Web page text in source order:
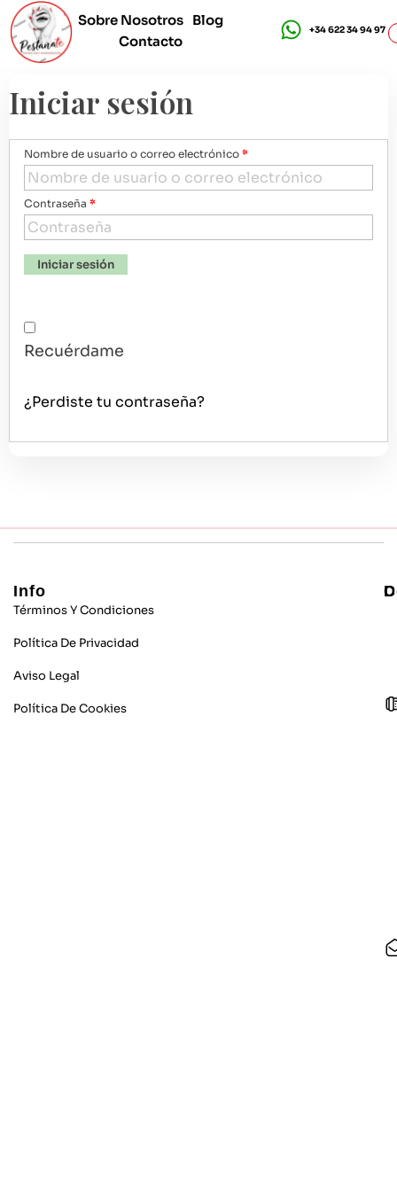
Sobre Nosotros Blog
Contacto
+34 622 34 94 97
Iniciar sesión
Nombre de usuario o correo electrónico *
Contraseña *
Iniciar sesión
Recuérdame
¿Perdiste tu contraseña?
Info
Términos Y Condiciones
Política De Privacidad
Aviso Legal
Política De Cookies